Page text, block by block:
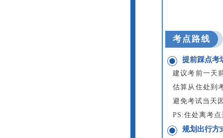
考点路线
提前踩点考
建议考前一天
估算从住处到
避免考试当天
PS:住处离考
规划出行方